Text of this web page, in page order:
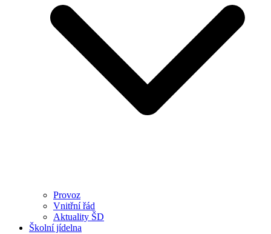
Provoz
Vnitřní řád
Aktuality ŠD
Školní jídelna